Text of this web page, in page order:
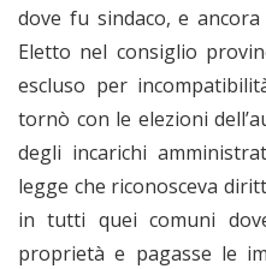
dove fu sindaco, e
Eletto nel consiglio
escluso per
tornò con le elezioni
degli incarichi
legge che riconosceva
in tutti quei comuni
proprietà e pagasse le